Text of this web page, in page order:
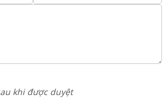
khi được duyệt